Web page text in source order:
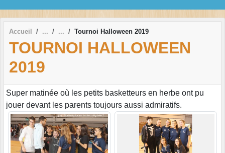
Accueil Tournoi Halloween 2019
TOURNOI HALLOWEEN
2019
Super matinée où les petits basketteurs en herbe ont pu
jouer devant les parents toujours aussi admiratifs.